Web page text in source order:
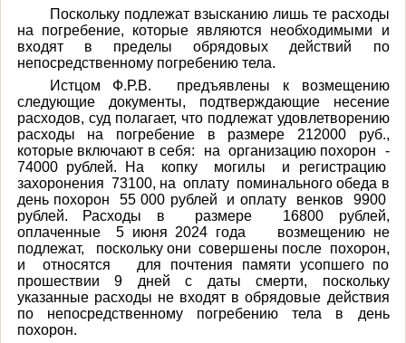
Поскольку подлежат взысканию лишь те расходы
на погребение, которые являются необходимыми и
входят в пределы обрядовых действий по
непосредственному погребению тела.
Истцом Ф.Р.В. предъявлены к возмещению
следующие документы, подтверждающие несение
расходов, суд полагает, что подлежат удовлетворению
расходы на погребение в размере 212000 руб.,
которые включают в себя: на организацию похорон -
74000 рублей. На копку могилы и регистрацию
захоронения 73100, на оплату поминального обеда в
день похорон 55 000 рублей и оплату венков 9900
рублей. Расходы в размере 16800 рублей,
оплаченные 5 июня 2024 года возмещению не
подлежат, поскольку они совершены после похорон,
и относятся для почтения памяти усопшего по
прошествии 9 дней с даты смерти, поскольку
указанные расходы не входят в обрядовые действия
по непосредственному погребению тела в день
похорон.